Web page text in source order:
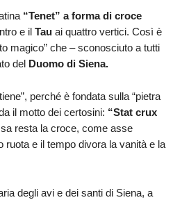
“Tenet” a forma di croce
e il Tau ai quattro vertici. Così è
magico” che – sconosciuto a tutti
del Duomo di Siena.
perché è fondata sulla “pietra
il motto dei certosini: “Stat crux
resta la croce, come asse
ruota e il tempo divora la vanità e la
degli avi e dei santi di Siena, a